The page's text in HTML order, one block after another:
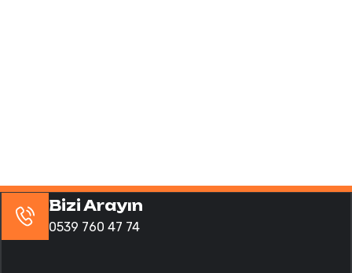
Bizi Arayın
0539 760 47 74